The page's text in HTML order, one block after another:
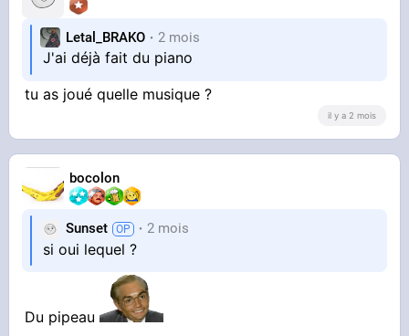
Letal_BRAKO 2 mois
J'ai déjà fait du piano
tu as joué quelle musique ?
il y a 2 mois
bocolon
Sunset 2 mois
si oui lequel ?
Du pipeau